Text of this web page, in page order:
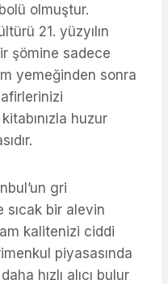
olmuştur.
21. yüzyılın
şömine sadece
yemeğinden sonra
huzur
gri
sıcak bir alevin
kalitenizi ciddi
piyasasında
hızlı alıcı bulur